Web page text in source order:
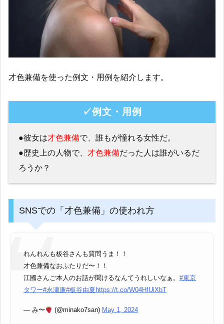
才色兼備を使った例文・用例を紹介します。
✓例文・用例
●彼女は才色兼備で、誰もが憧れる女性だ。
●歴史上の人物で、 才色兼備だった人は誰がいるだ
ろうか？
SNSでの「才色兼備」の使われ方
れんれんも板谷さんも質問うま！！
才色兼備なおふたりだ〜！！
江國さんご本人のお話が聞けるなんてうれしいなぁ。 #東京
タワー#永瀬廉#板谷由夏https://t.co/W04HfUiXbT
— み〜 (@minako7san) May 1, 2024